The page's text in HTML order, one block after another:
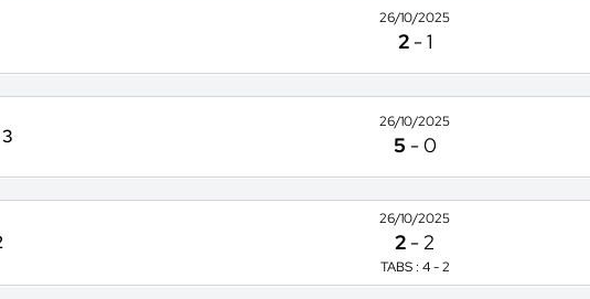
26/10/2025
2 -1
26/10/2025
5 -0
26/10/2025
2 -2
TABS : 4 - 2